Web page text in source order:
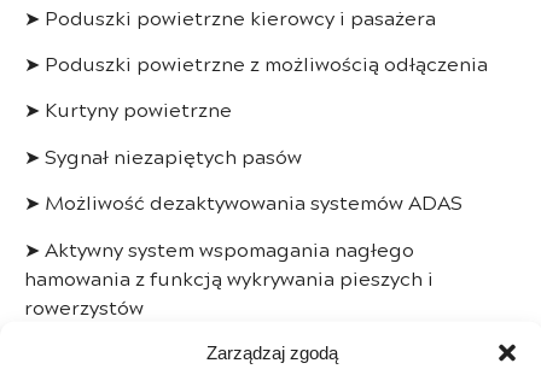
Zarządzaj zgodą
➤ Poduszki powietrzne kierowcy i pasażera
➤ Poduszki powietrzne z możliwością odłączenia
➤ Kurtyny powietrzne
➤ Sygnał niezapiętych pasów
➤ Możliwość dezaktywowania systemów ADAS
➤ Aktywny system wspomagania nagłego
hamowania z funkcją wykrywania pieszych i
rowerzystów
➤ System kontroli bezpiecznej odległości